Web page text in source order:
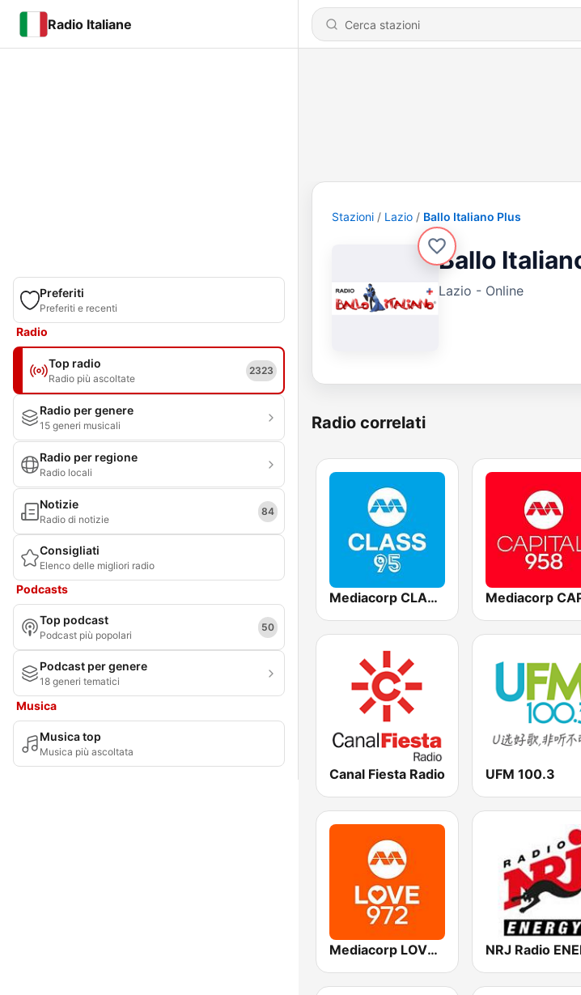
Radio Italiane
Preferiti
Preferiti e recenti
Radio
Top radio
Radio più ascoltate
2323
Radio per genere
15 generi musicali
Radio per regione
Radio locali
Notizie
Radio di notizie
84
Consigliati
Elenco delle migliori radio
Podcasts
Top podcast
Podcast più popolari
50
Podcast per genere
18 generi tematici
Musica
Musica top
Musica più ascoltata
Stazioni Lazio Ballo Italiano Plus
Ballo
Lazio - Online
Radio correlati
Mediacorp CLASS 95
Canal Fiesta Radio UFM 100.3
Mediacorp LOVE 972